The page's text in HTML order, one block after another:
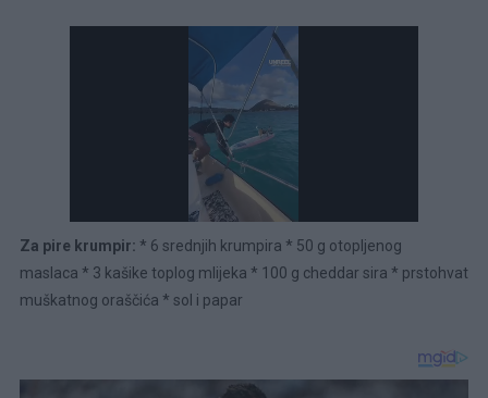
Za pire krumpir: * 6 srednjih krumpira * 50 g otopljenog
maslaca * 3 kašike toplog mlijeka * 100 g cheddar sira * prstohvat
muškatnog oraščića * sol i papar